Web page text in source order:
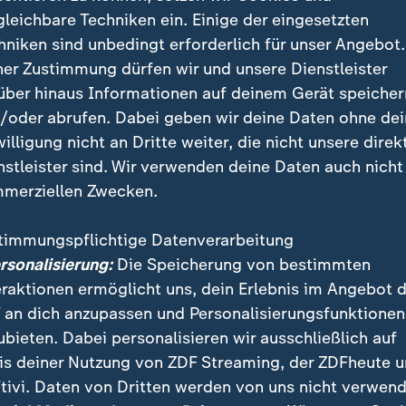
gelten neue Regeln für den Wehrdienst. Um mehr
eingeführt: Alle ab 18 Jahren erhalten einen
Aktionsplan im Januar in Kraft
Fallschirmjägern waren durch Eingaben bei der
Eva Högl (SPD) bekannt geworden.
Techniken ein. Einige der eingesetzten
sind unbedingt erforderlich für unser
Zustimmung dürfen wir und unsere Dienstleister
hinaus Informationen auf deinem Gerät
oder abrufen. Dabei geben wir deine Daten ohne
nicht an Dritte weiter, die nicht unsere
sind. Wir verwenden deine Daten auch nicht
Zwecken.
Datenverarbeitung
Die Speicherung von bestimmten
ermöglicht uns, dein Erlebnis im Angebot
an dich anzupassen und Personalisierungsfunktionen
Dabei personalisieren wir ausschließlich auf
deiner Nutzung von ZDF Streaming, der ZDFheute
Daten von Dritten werden von uns nicht